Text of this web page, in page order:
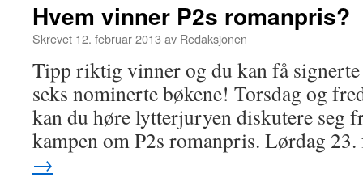
Hvem vinner P2s romanpris?
Skrevet 12. februar 2013 av Redaksjonen
Tipp riktig vinner og du kan få signerte
seks nominerte bøkene! Torsdag og
kan du høre lytterjuryen diskutere seg
kampen om P2s romanpris. Lørdag
→